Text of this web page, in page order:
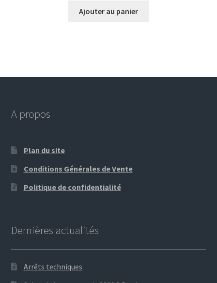
Ajouter au panier
A propos
Plan du site
Conditions Générales de Vente
Politique de confidentialité
Dernières actualités
Arrêts techniques